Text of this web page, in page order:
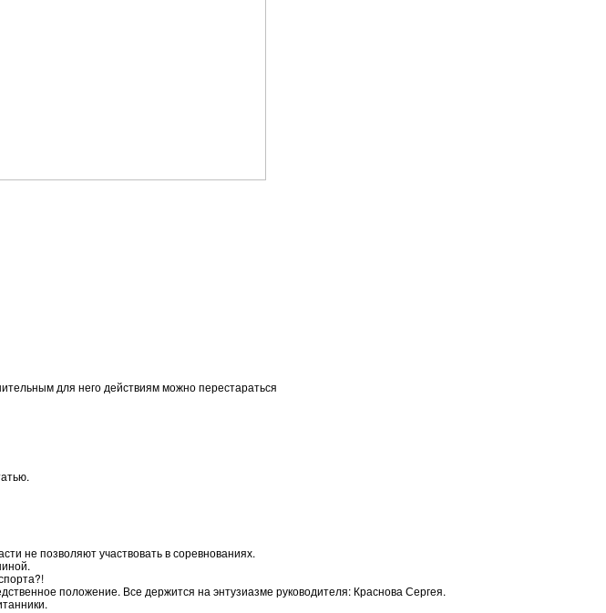
для него действиям можно перестараться
не позволяют участвовать в соревнованиях.
положение. Все держится на энтузиазме руководителя: Краснова Сергея.